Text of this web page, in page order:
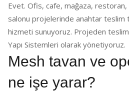
Evet. Ofis, cafe, mağaza,
salonu projelerinde anahtar teslim
hizmeti sunuyoruz. Projeden
Yapı Sistemleri olarak yönetiyoruz.
Mesh tavan ve
ne işe yarar?